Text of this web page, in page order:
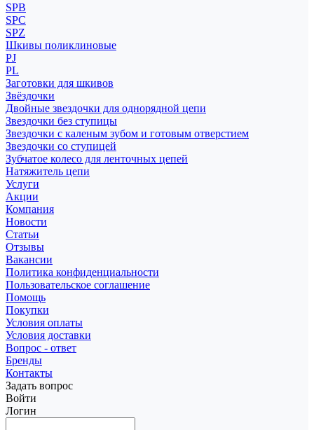
SPB
SPC
SPZ
Шкивы поликлиновые
PJ
PL
Заготовки для шкивов
Звёздочки
Двойные звездочки для однорядной цепи
Звездочки без ступицы
Звездочки с каленым зубом и готовым отверстием
Звездочки со ступицей
Зубчатое колесо для ленточных цепей
Натяжитель цепи
Услуги
Акции
Компания
Новости
Статьи
Отзывы
Вакансии
Политика конфиденциальности
Пользовательское соглашение
Помощь
Покупки
Условия оплаты
Условия доставки
Вопрос - ответ
Бренды
Контакты
Задать вопрос
Войти
Логин